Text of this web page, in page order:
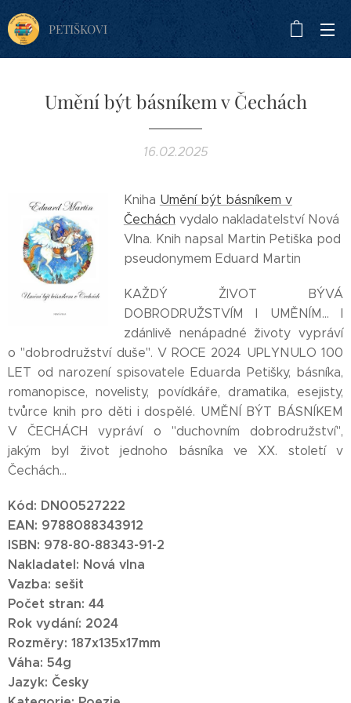
PETIŠKOVI
Umění být básníkem v Čechách
16.02.2025
Kniha Umění být básníkem v
Čechách vydalo nakladatelství Nová
Vlna. Knih napsal Martin Petiška pod
pseudonymem Eduard Martin
KAŽDÝ ŽIVOT BÝVÁ
DOBRODRUŽSTVÍM I UMĚNÍM... I
zdánlivě nenápadné životy vypráví
o "dobrodružství duše". V ROCE 2024 UPLYNULO 100
LET od narození spisovatele Eduarda Petišky, básníka,
romanopisce, novelisty, povídkáře, dramatika, esejisty,
tvůrce knih pro děti i dospělé. UMĚNÍ BÝT BÁSNÍKEM
V ČECHÁCH vypráví o "duchovním dobrodružství",
jakým byl život jednoho básníka ve XX. století v
Čechách...
Kód: DN00527222
EAN: 9788088343912
ISBN: 978-80-88343-91-2
Nakladatel: Nová vlna
Vazba: sešit
Počet stran: 44
Rok vydání: 2024
Rozměry: 187x135x17mm
Váha: 54g
Jazyk: Česky